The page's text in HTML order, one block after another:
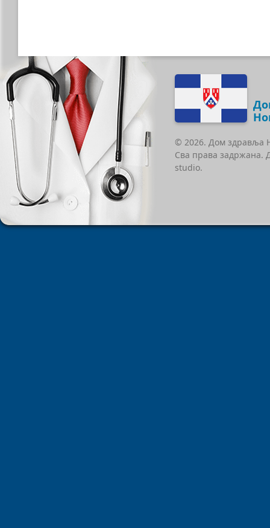
© 2026. Дом здравља
Сва права задржана.
studio.